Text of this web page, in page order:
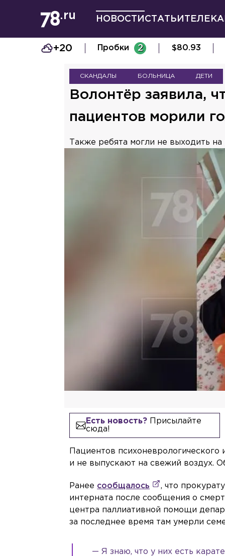
НОВОСТИ СТАТЬИ
+20 Пробки 2 $80.93
СКАНДАЛЫ БОЛЬНИЦА ДЕТИ
Волонтёр заявила,
пациентов морили
Также ребята могли не выходить
Есть новость?Присылайте
сюда!
Пациентов
и не выпускают на свежий воздух.
Ранее сообщалось
, что
интерната после сообщения о
центра паллиативной помощи
за последнее время там умерли
— Я знаю, что у них есть